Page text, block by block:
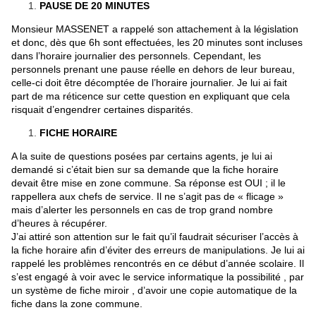
PAUSE DE 20 MINUTES
Monsieur MASSENET a rappelé son attachement à la législation
et donc, dès que 6h sont effectuées, les 20 minutes sont incluses
dans l’horaire journalier des personnels. Cependant, les
personnels prenant une pause réelle en dehors de leur bureau,
celle-ci doit être décomptée de l’horaire journalier. Je lui ai fait
part de ma réticence sur cette question en expliquant que cela
risquait d’engendrer certaines disparités.
FICHE HORAIRE
A la suite de questions posées par certains agents, je lui ai
demandé si c’était bien sur sa demande que la fiche horaire
devait être mise en zone commune. Sa réponse est OUI ; il le
rappellera aux chefs de service. Il ne s’agit pas de « flicage »
mais d’alerter les personnels en cas de trop grand nombre
d’heures à récupérer.
J’ai attiré son attention sur le fait qu’il faudrait sécuriser l’accès à
la fiche horaire afin d’éviter des erreurs de manipulations. Je lui ai
rappelé les problèmes rencontrés en ce début d’année scolaire. Il
s’est engagé à voir avec le service informatique la possibilité , par
un système de fiche miroir , d’avoir une copie automatique de la
fiche dans la zone commune.